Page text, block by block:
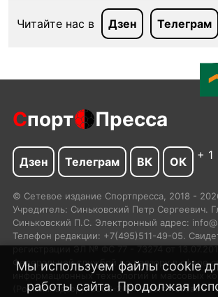
Читайте нас в Дзен Телеграм
Мы используем файлы cookie
работы сайта. Продолжая
Спорт Пресса
Дзен Телеграм ВК ОК + 1
© Сетевое издание Спортпресса, 2018 -
Учредитель: Синьковский Петр Сергеевич.
Синьковский П.С. Электронный адрес:
Телефон редакции: +7(495)511-49-05.
регистрации ЭЛ № ФС 77 - 73274 от
Федеральной службой по надзору в сфере
информационных технологий и массовых
(Роскомнадзор). 2002-2024 SportPressa.ru™